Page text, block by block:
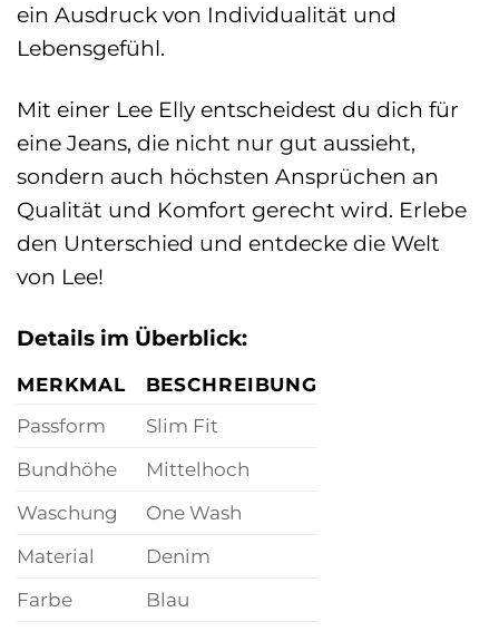
ein Ausdruck von Individualität und
Lebensgefühl.
Mit einer Lee Elly entscheidest du dich für
eine Jeans, die nicht nur gut aussieht,
sondern auch höchsten Ansprüchen an
Qualität und Komfort gerecht wird. Erlebe
den Unterschied und entdecke die Welt
von Lee!
Details im Überblick:
MERKMAL
BESCHREIBUNG
Passform
Slim Fit
Bundhöhe
Mittelhoch
Waschung
One Wash
Material
Denim
Farbe
Blau